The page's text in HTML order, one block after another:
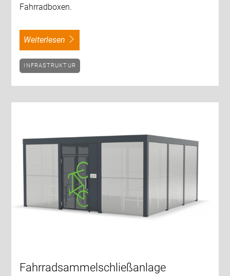
Fahrradboxen.
weiterlesen
INFRASTRUKTUR
Fahrradsammelschließanlage